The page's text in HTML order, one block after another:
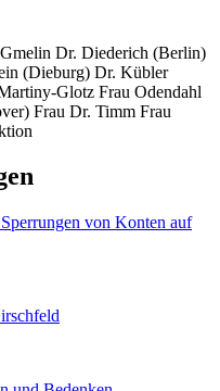
Dr. Diederich (Berlin)
(Dieburg) Dr. Kübler
Glotz Frau Odendahl
Frau Dr. Timm Frau
von Konten auf